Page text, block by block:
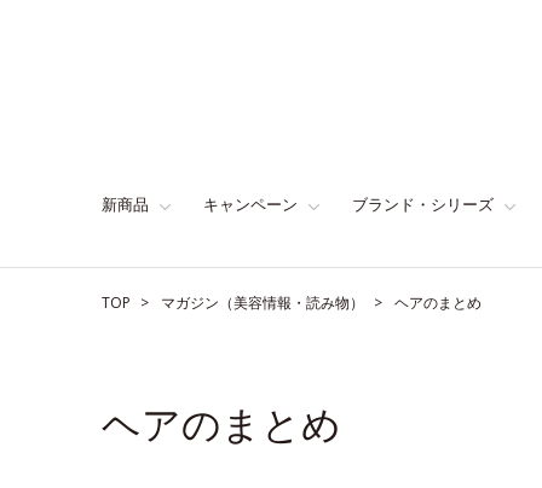
新商品 キャンペーン ブランド・シリーズ
TOP マガジン（美容情報・読み物） ヘアのまとめ
ヘアのまとめ